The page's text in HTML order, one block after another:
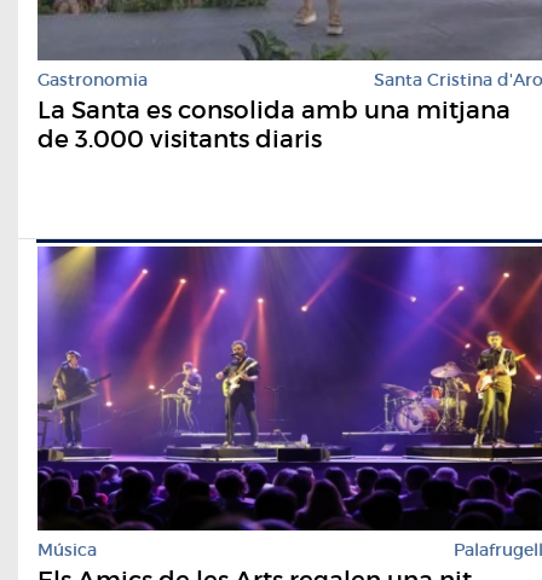
Gastronomia Santa Cristina d'Aro
La Santa es consolida amb una mitjana
de 3.000 visitants diaris
Música Palafrugell